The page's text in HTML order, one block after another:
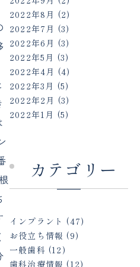
2022年8月 (2)
2022年7月 (3)
2022年6月 (3)
2022年5月 (3)
2022年4月 (4)
2022年3月 (5)
2022年2月 (3)
2022年1月 (5)
カテゴリー
インプラント (47)
お役立ち情報 (9)
一般歯科 (12)
歯科治療情報 (12)